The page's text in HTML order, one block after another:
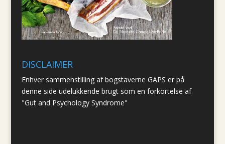
DISCLAIMER
Enhver sammenstilling af bogstaverne GAPS er på
denne side udelukkende brugt som en forkortelse af
"Gut and Psychology Syndrome"